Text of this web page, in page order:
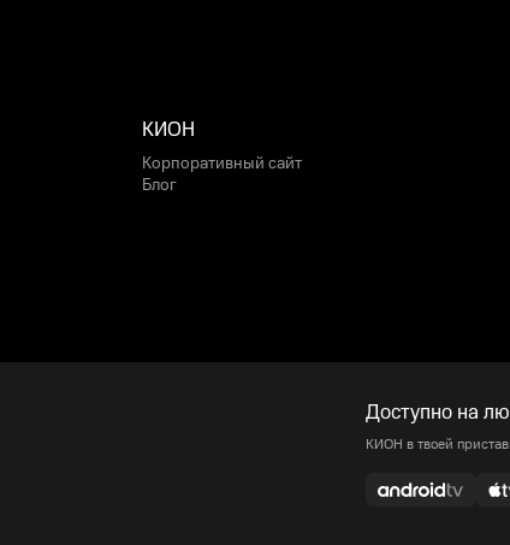
КИОН
Корпоративный сайт
Блог
Доступно на
КИОН в твоей